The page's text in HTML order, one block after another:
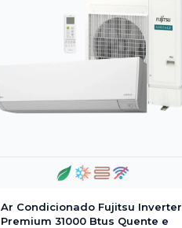
Ar Condicionado Fujitsu Inverter
Premium 31000 Btus Quente e